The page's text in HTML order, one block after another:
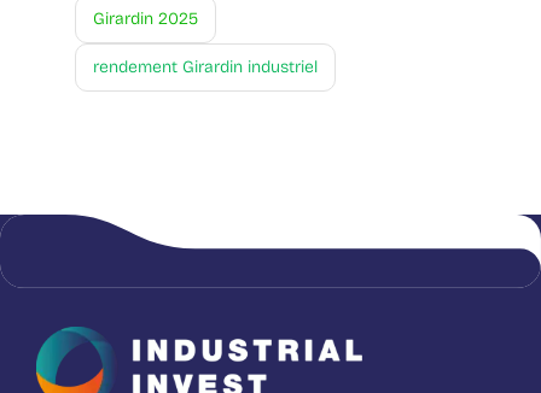
Girardin 2025
rendement Girardin industriel